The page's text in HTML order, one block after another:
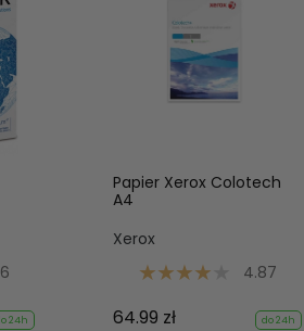
24h
Papier Xerox Colotech
A4
Xerox
4.87
64.99 zł do 24h